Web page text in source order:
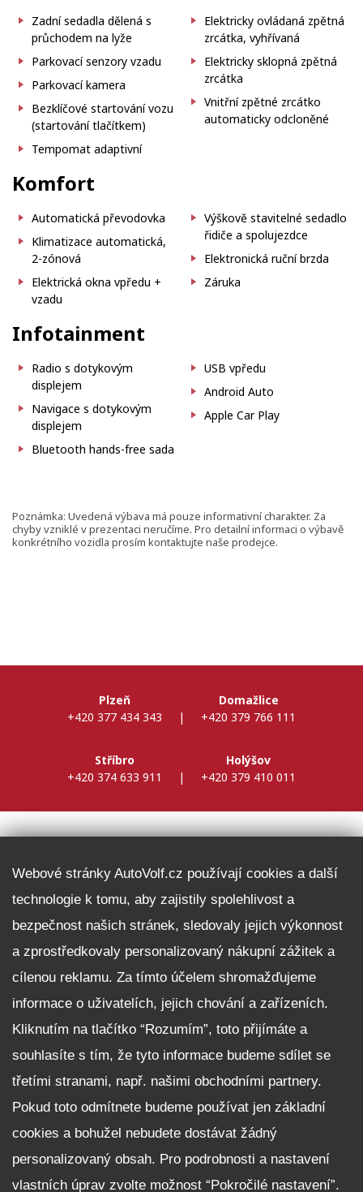
Zadní sedadla dělená s
průchodem na lyže
Parkovací senzory vzadu
Parkovací kamera
Bezklíčové startování vozu
(startování tlačítkem)
Tempomat adaptivní
Elektricky ovládaná zpětná
zrcátka, vyhřívaná
Elektricky sklopná zpětná
zrcátka
Vnitřní zpětné zrcátko
automaticky odcloněné
Komfort
Automatická převodovka
Klimatizace automatická,
2-zónová
Elektrická okna vpředu +
vzadu
Výškově stavitelné sedadlo
řidiče a spolujezdce
Elektronická ruční brzda
Záruka
Infotainment
Radio s dotykovým
displejem
Navigace s dotykovým
displejem
Bluetooth hands-free sada
USB vpředu
Android Auto
Apple Car Play
Poznámka: Uvedená výbava má pouze informativní charakter. Za
chyby vzniklé v prezentaci neručíme. Pro detailní informaci o výbavě
konkrétního vozidla prosím kontaktujte naše prodejce.
Plzeň
+420 377 434 343
|
Domažlice
+420 379 766 111
Stříbro
+420 374 633 911
|
Holýšov
+420 379 410 011
Fleet program Škoda
Nabídka zaměstnání
Facebook
Reklamační řád
Zásady zpracování osobních údajů pro zákazníky
Upozornění pro věřitele a společníky na jejich práva
Nastavení cookies
Webové stránky AutoVolf.cz používají cookies a další
technologie k tomu, aby zajistily spolehlivost a
bezpečnost našich stránek, sledovaly jejich výkonnost
a zprostředkovaly personalizovaný nákupní zážitek a
cílenou reklamu. Za tímto účelem shromažďujeme
informace o uživatelích, jejich chování a zařízeních.
Kliknutím na tlačítko “Rozumím”, toto přijímáte a
souhlasíte s tím, že tyto informace budeme sdílet se
třetími stranami, např. našimi obchodními partnery.
Pokud toto odmítnete budeme používat jen základní
cookies a bohužel nebudete dostávat žádný
personalizovaný obsah. Pro podrobnosti a nastavení
vlastních úprav zvolte možnost “Pokročilé nastavení”.